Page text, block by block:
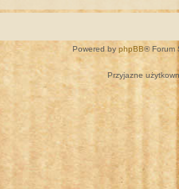
Powered by phpBB® Forum
Przyjazne